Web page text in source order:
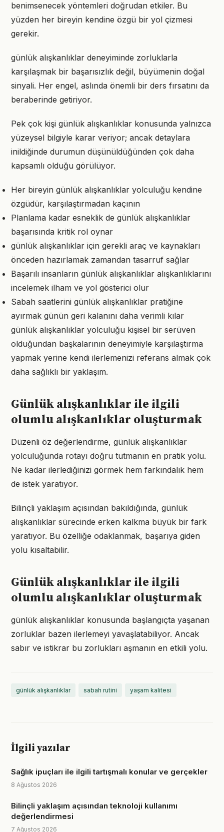
benimsenecek yöntemleri doğrudan etkiler. Bu
yüzden her bireyin kendine özgü bir yol çizmesi
gerekir.
günlük alışkanlıklar deneyiminde zorluklarla
karşılaşmak bir başarısızlık değil, büyümenin doğal
sinyali. Her engel, aslında önemli bir ders fırsatını da
beraberinde getiriyor.
Pek çok kişi günlük alışkanlıklar konusunda yalnızca
yüzeysel bilgiyle karar veriyor; ancak detaylara
inildiğinde durumun düşünüldüğünden çok daha
kapsamlı olduğu görülüyor.
Her bireyin günlük alışkanlıklar yolculuğu kendine
özgüdür, karşılaştırmadan kaçının
Planlama kadar esneklik de günlük alışkanlıklar
başarısında kritik rol oynar
günlük alışkanlıklar için gerekli araç ve kaynakları
önceden hazırlamak zamandan tasarruf sağlar
Başarılı insanların günlük alışkanlıklar alışkanlıklarını
incelemek ilham ve yol gösterici olur
Sabah saatlerini günlük alışkanlıklar pratiğine
ayırmak günün geri kalanını daha verimli kılar
günlük alışkanlıklar yolculuğu kişisel bir serüven
olduğundan başkalarının deneyimiyle karşılaştırma
yapmak yerine kendi ilerlemenizi referans almak çok
daha sağlıklı bir yaklaşım.
Günlük alışkanlıklar ile ilgili
olumlu alışkanlıklar oluşturmak
Düzenli öz değerlendirme, günlük alışkanlıklar
yolculuğunda rotayı doğru tutmanın en pratik yolu.
Ne kadar ilerlediğinizi görmek hem farkındalık hem
de istek yaratıyor.
Bilinçli yaklaşım açısından bakıldığında, günlük
alışkanlıklar sürecinde erken kalkma büyük bir fark
yaratıyor. Bu özelliğe odaklanmak, başarıya giden
yolu kısaltabilir.
Günlük alışkanlıklar ile ilgili
olumlu alışkanlıklar oluşturmak
günlük alışkanlıklar konusunda başlangıçta yaşanan
zorluklar bazen ilerlemeyi yavaşlatabiliyor. Ancak
sabır ve istikrar bu zorlukları aşmanın en etkili yolu.
günlük alışkanlıklar sabah rutini yaşam kalitesi
İlgili yazılar
Sağlık ipuçları ile ilgili tartışmalı konular ve gerçekler
8 Ağustos 2026
Bilinçli yaklaşım açısından teknoloji kullanımı
değerlendirmesi
7 Ağustos 2026